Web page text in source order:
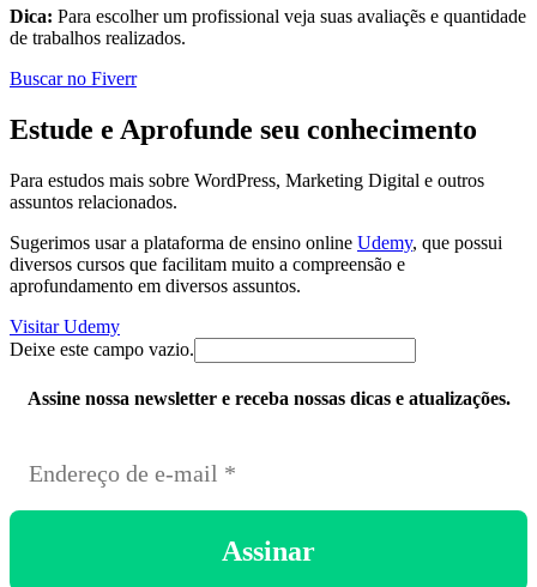
Dica: Para escolher um profissional veja suas avaliaçẽs e quantidade
de trabalhos realizados.
Buscar no Fiverr
Estude e Aprofunde seu conhecimento
Para estudos mais sobre WordPress, Marketing Digital e outros
assuntos relacionados.
Sugerimos usar a plataforma de ensino online Udemy, que possui
diversos cursos que facilitam muito a compreensão e
aprofundamento em diversos assuntos.
Visitar Udemy
Deixe este campo vazio.
Assine nossa newsletter e receba nossas dicas e atualizações.